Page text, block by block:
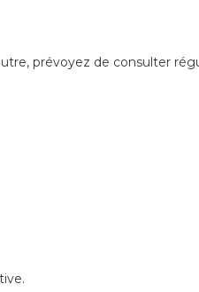
prévoyez de consulter